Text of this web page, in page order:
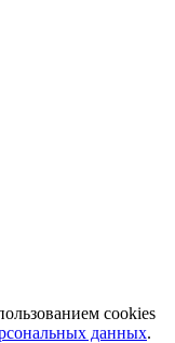
cookies
данных.